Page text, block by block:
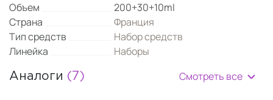
Объем
200+30+10ml
Страна
Франция
Тип средств
Набор средств
Линейка
Наборы
Аналоги (7) Смотреть все